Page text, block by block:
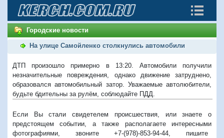
Городские новости
На улице Самойленко столкнулись автомобили
ДТП произошло примерно в 13:20. Автомобили получили
незначительные повреждения, однако движение затруднено,
образовался автомобильный затор. Уважаемые автолюбители,
будьте бдительны за рулём, соблюдайте ПДД.
Если Вы стали свидетелем происшествия, или знаете о
предстоящем событии, а также располагаете интересными
фотографиями, звоните +7-(978)-853-94-44, пишите